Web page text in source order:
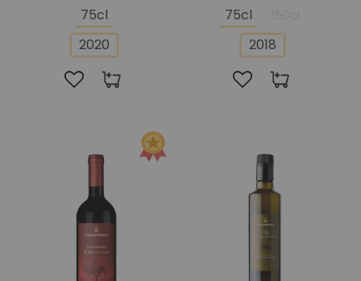
75cl
2020
75cl
2018